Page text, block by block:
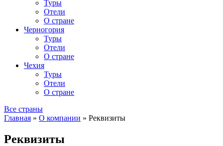
Туры
Отели
О стране
Черногория
Туры
Отели
О стране
Чехия
Туры
Отели
О стране
Все страны
Главная » О компании » Реквизиты
Реквизиты